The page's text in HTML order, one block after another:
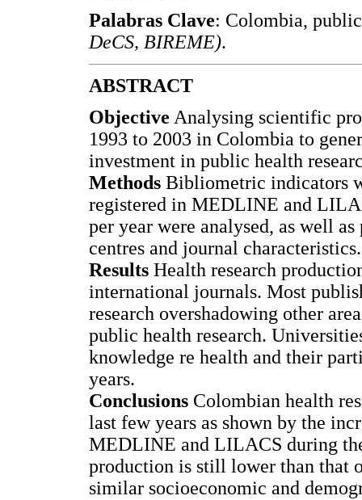
Palabras Clave: Colombia,
DeCS, BIREME).
ABSTRACT
Objective Analysing scientific
1993 to 2003 in Colombia to
investment in public health
Methods Bibliometric indicators
registered in MEDLINE and
per year were analysed, as well
centres and journal characteristics.
Results Health research
international journals. Most
research overshadowing other
public health research.
knowledge re health and their
years.
Conclusions Colombian health
last few years as shown by the
MEDLINE and LILACS during
production is still lower than that
similar socioeconomic and